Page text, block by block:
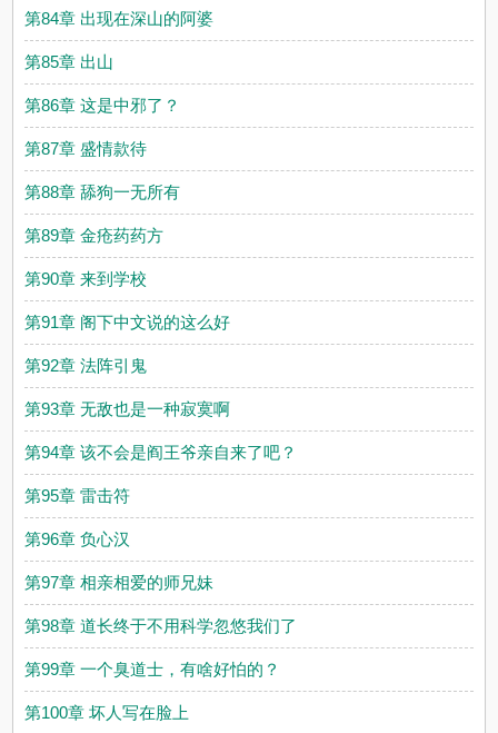
第84章 出现在深山的阿婆
第85章 出山
第86章 这是中邪了？
第87章 盛情款待
第88章 舔狗一无所有
第89章 金疮药药方
第90章 来到学校
第91章 阁下中文说的这么好
第92章 法阵引鬼
第93章 无敌也是一种寂寞啊
第94章 该不会是阎王爷亲自来了吧？
第95章 雷击符
第96章 负心汉
第97章 相亲相爱的师兄妹
第98章 道长终于不用科学忽悠我们了
第99章 一个臭道士，有啥好怕的？
第100章 坏人写在脸上